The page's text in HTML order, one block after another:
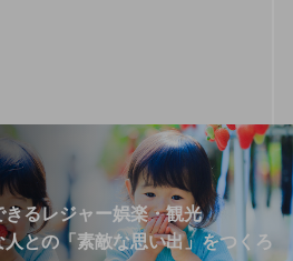
きるレジャー娯楽・観光
人との「素敵な思い出」をつくろ